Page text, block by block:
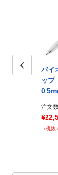
サラサクリ
バイ
ッ
注文
（税抜